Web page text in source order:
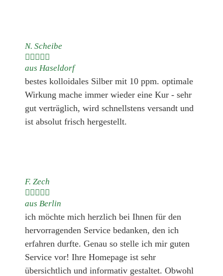
N. Scheibe

aus Haseldorf
bestes kolloidales Silber mit 10 ppm. optimale
Wirkung mache immer wieder eine Kur - sehr
gut verträglich, wird schnellstens versandt und
ist absolut frisch hergestellt.
F. Zech

aus Berlin
ich möchte mich herzlich bei Ihnen für den
hervorragenden Service bedanken, den ich
erfahren durfte. Genau so stelle ich mir guten
Service vor! Ihre Homepage ist sehr
übersichtlich und informativ gestaltet. Obwohl